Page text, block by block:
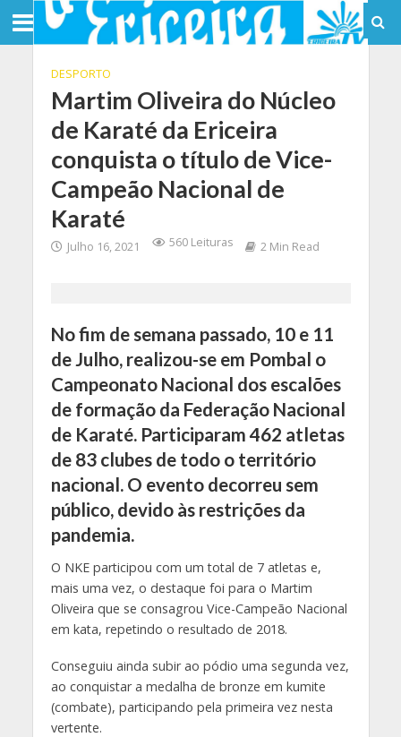
DESPORTO
Martim Oliveira do Núcleo
de Karaté da Ericeira
conquista o título de Vice-
Campeão Nacional de
Karaté
Julho 16, 2021 560 Leituras 2 Min Read
No fim de semana passado, 10 e 11
de Julho, realizou-se em Pombal o
Campeonato Nacional dos escalões
de formação da Federação Nacional
de Karaté. Participaram 462 atletas
de 83 clubes de todo o território
nacional. O evento decorreu sem
público, devido às restrições da
pandemia.
O NKE participou com um total de 7 atletas e,
mais uma vez, o destaque foi para o Martim
Oliveira que se consagrou Vice-Campeão Nacional
em kata, repetindo o resultado de 2018.
Conseguiu ainda subir ao pódio uma segunda vez,
ao conquistar a medalha de bronze em kumite
(combate), participando pela primeira vez nesta
vertente.